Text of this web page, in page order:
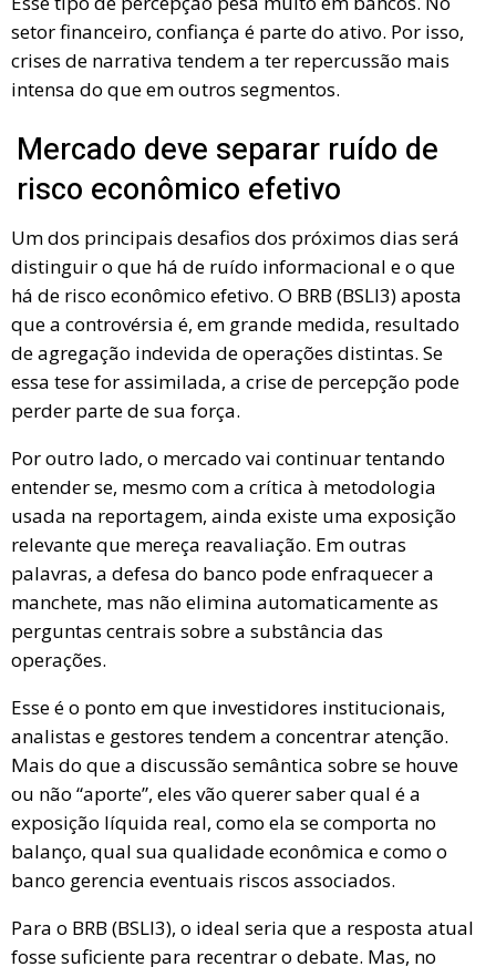
setor financeiro, confiança é parte do ativo. Por isso,
crises de narrativa tendem a ter repercussão mais
intensa do que em outros segmentos.
Mercado deve separar ruído de
risco econômico efetivo
Um dos principais desafios dos próximos dias será
distinguir o que há de ruído informacional e o que
há de risco econômico efetivo. O BRB (BSLI3) aposta
que a controvérsia é, em grande medida, resultado
de agregação indevida de operações distintas. Se
essa tese for assimilada, a crise de percepção pode
perder parte de sua força.
Por outro lado, o mercado vai continuar tentando
entender se, mesmo com a crítica à metodologia
usada na reportagem, ainda existe uma exposição
relevante que mereça reavaliação. Em outras
palavras, a defesa do banco pode enfraquecer a
manchete, mas não elimina automaticamente as
perguntas centrais sobre a substância das
operações.
Esse é o ponto em que investidores institucionais,
analistas e gestores tendem a concentrar atenção.
Mais do que a discussão semântica sobre se houve
ou não “aporte”, eles vão querer saber qual é a
exposição líquida real, como ela se comporta no
balanço, qual sua qualidade econômica e como o
banco gerencia eventuais riscos associados.
Para o BRB (BSLI3), o ideal seria que a resposta atual
fosse suficiente para recentrar o debate. Mas, no